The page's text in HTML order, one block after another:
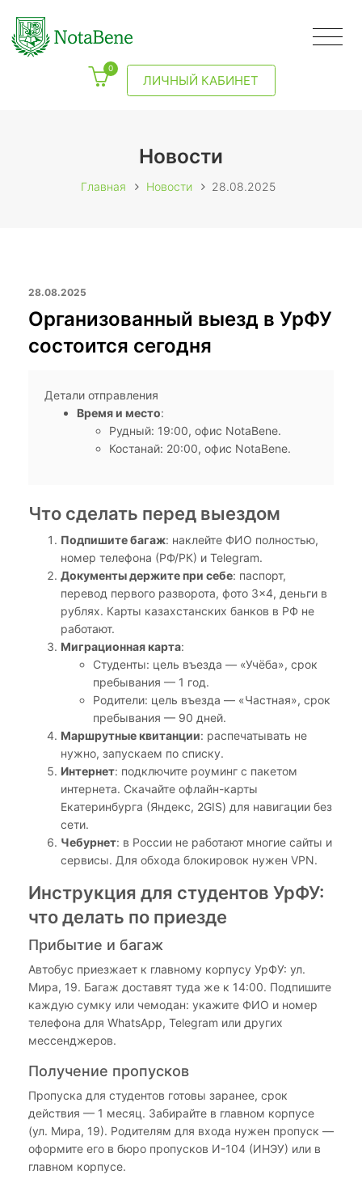
0
ЛИЧНЫЙ КАБИНЕТ
Новости
Главная Новости 28.08.2025
28.08.2025
Организованный выезд в УрФУ
состоится сегодня
Детали отправления
Время и место:
Рудный: 19:00, офис NotaBene.
Костанай: 20:00, офис NotaBene.
Что сделать перед выездом
Подпишите багаж: наклейте ФИО полностью,
номер телефона (РФ/РК) и Telegram.
Документы держите при себе: паспорт,
перевод первого разворота, фото 3×4, деньги в
рублях. Карты казахстанских банков в РФ не
работают.
Миграционная карта:
Студенты: цель въезда — «Учёба», срок
пребывания — 1 год.
Родители: цель въезда — «Частная», срок
пребывания — 90 дней.
Маршрутные квитанции: распечатывать не
нужно, запускаем по списку.
Интернет: подключите роуминг с пакетом
интернета. Скачайте офлайн-карты
Екатеринбурга (Яндекс, 2GIS) для навигации без
сети.
Чебурнет: в России не работают многие сайты и
сервисы. Для обхода блокировок нужен VPN.
Инструкция для студентов УрФУ:
что делать по приезде
Прибытие и багаж
Автобус приезжает к главному корпусу УрФУ: ул.
Мира, 19. Багаж доставят туда же к 14:00. Подпишите
каждую сумку или чемодан: укажите ФИО и номер
телефона для WhatsApp, Telegram или других
мессенджеров.
Получение пропусков
Пропуска для студентов готовы заранее, срок
действия — 1 месяц. Забирайте в главном корпусе
(ул. Мира, 19). Родителям для входа нужен пропуск —
оформите его в бюро пропусков И-104 (ИНЭУ) или в
главном корпусе.